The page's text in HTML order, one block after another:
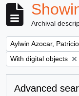
Archival
Remove filter:
Aylwin Azocar, Patricio
Remove filter:
With digital objects
Advanced